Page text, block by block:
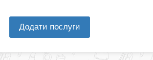
Додати послуги